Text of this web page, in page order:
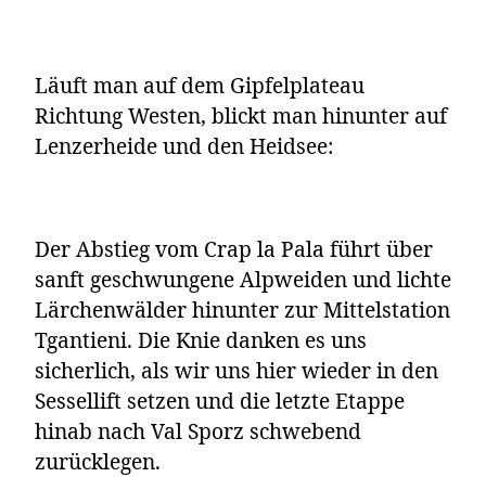
Läuft man auf dem Gipfelplateau
Richtung Westen, blickt man hinunter auf
Lenzerheide und den Heidsee:
Der Abstieg vom Crap la Pala führt über
sanft geschwungene Alpweiden und lichte
Lärchenwälder hinunter zur Mittelstation
Tgantieni. Die Knie danken es uns
sicherlich, als wir uns hier wieder in den
Sessellift setzen und die letzte Etappe
hinab nach Val Sporz schwebend
zurücklegen.